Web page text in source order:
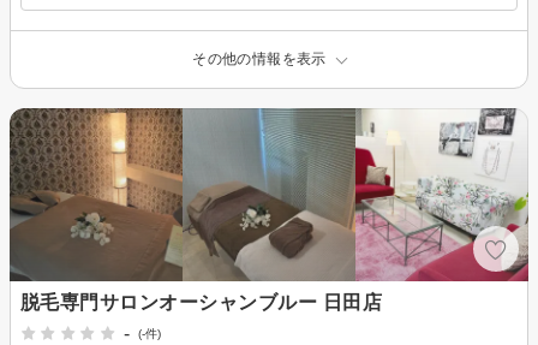
その他の情報を表示
脱毛専門サロンオーシャンブルー 日田店
-
(-件)